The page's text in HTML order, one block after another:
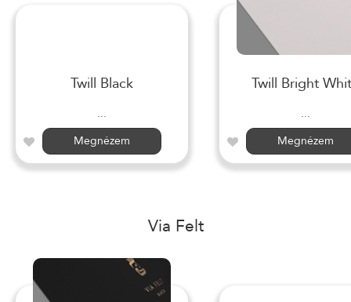
Twill Black
...
Megnézem
Twill Bright
...
Megnézem
Via Felt